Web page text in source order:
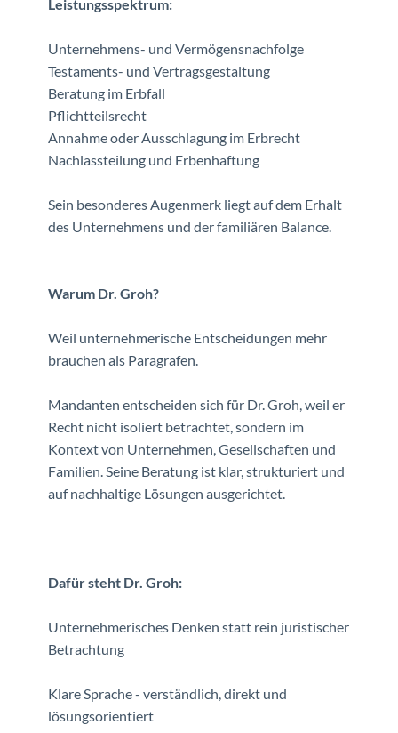
Leistungsspektrum:
Unternehmens- und Vermögensnachfolge
Testaments- und Vertragsgestaltung
Beratung im Erbfall
Pflichtteilsrecht
Annahme oder Ausschlagung im Erbrecht
Nachlassteilung und Erbenhaftung
Sein besonderes Augenmerk liegt auf dem Erhalt
des Unternehmens und der familiären Balance.
Warum Dr. Groh?
Weil unternehmerische Entscheidungen mehr
brauchen als Paragrafen.
Mandanten entscheiden sich für Dr. Groh, weil er
Recht nicht isoliert betrachtet, sondern im
Kontext von Unternehmen, Gesellschaften und
Familien. Seine Beratung ist klar, strukturiert und
auf nachhaltige Lösungen ausgerichtet.
Dafür steht Dr. Groh:
Unternehmerisches Denken statt rein juristischer
Betrachtung
Klare Sprache - verständlich, direkt und
lösungsorientiert